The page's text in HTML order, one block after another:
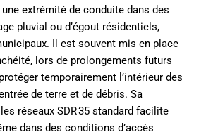
extrémité de conduite dans des
pluvial ou d’égout résidentiels,
Il est souvent mis en place
lors de prolongements futurs
temporairement l’intérieur des
de terre et de débris. Sa
réseaux SDR 35 standard facilite
dans des conditions d’accès